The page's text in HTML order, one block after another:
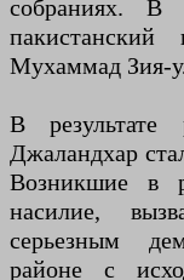
собраниях. В
Мухаммад Зия-
В
Джаландхар
Возникшие в
насилие,
серьезным
районе с